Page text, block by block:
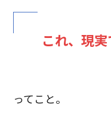
これ、現
ってこと。